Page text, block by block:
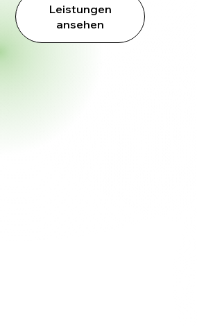
Leistungen
ansehen